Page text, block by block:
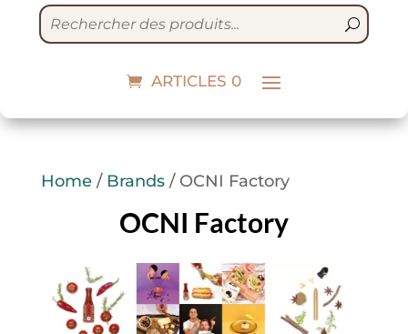
ARTICLES 0
Home/ Brands/ OCNI Factory
OCNI Factory
Eponge écologique /
Carreaux